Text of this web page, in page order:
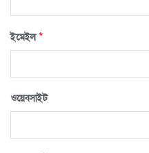
ইমেইল*
ওয়েবসাইট